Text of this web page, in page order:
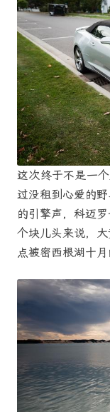
这次终于不是一
过没租到心爱的
的引擎声，科迈
个块儿头来说，
点被密西根湖十月